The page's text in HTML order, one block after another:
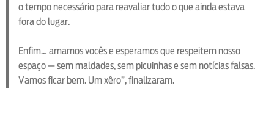
o tempo necessário para reavaliar tudo o que ainda estava
fora do lugar.
Enfim… amamos vocês e esperamos que respeitem nosso
espaço — sem maldades, sem picuinhas e sem notícias falsas.
Vamos ficar bem. Um xêro”, finalizaram.